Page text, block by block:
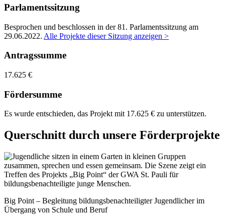
Parlamentssitzung
Besprochen und beschlossen in der 81. Parlamentssitzung am
29.06.2022. Alle Projekte dieser Sitzung anzeigen >
Antragssumme
17.625 €
Fördersumme
Es wurde entschieden, das Projekt mit 17.625 € zu unterstützen.
Querschnitt durch unsere Förderprojekte
Big Point – Begleitung bildungsbenachteiligter Jugendlicher im
Übergang von Schule und Beruf